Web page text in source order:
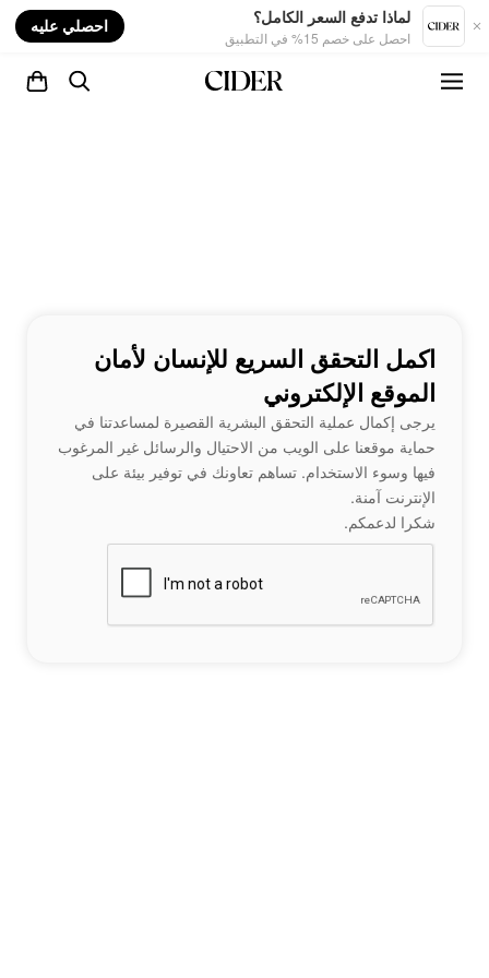
لماذا تدفع السعر الكامل؟
احصل على خصم 15% في التطبيق
احصلي عليه
اكمل التحقق السريع للإنسان لأمان
الموقع الإلكتروني
يرجى إكمال عملية التحقق البشرية القصيرة لمساعدتنا في
حماية موقعنا على الويب من الاحتيال والرسائل غير المرغوب
فيها وسوء الاستخدام. تساهم تعاونك في توفير بيئة على
الإنترنت آمنة.
شكرا لدعمكم.